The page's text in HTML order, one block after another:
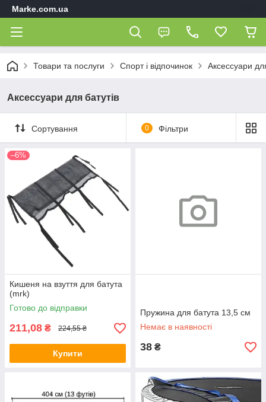
Marke.com.ua
Товари та послуги Спорт і відпочинок Аксессуари
Аксессуари для батутів
Сортування 0 Фільтри
–6%
Кишеня на взуття для батута
(mrk)
Готово до відправки
211,08 ₴ 224,55 ₴
Купити
Пружина для батута 13,5 см
Немає в наявності
38 ₴